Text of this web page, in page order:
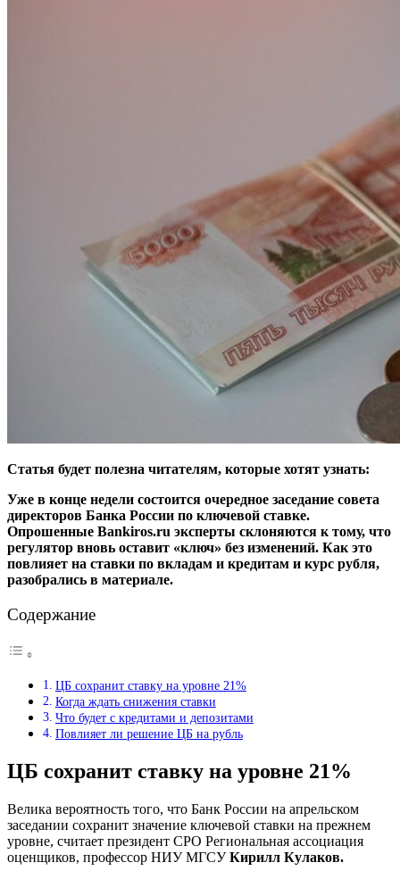
Статья будет полезна читателям, которые хотят узнать:
Уже в конце недели состоится очередное заседание совета
директоров Банка России по ключевой ставке.
Опрошенные Bankiros.ru эксперты склоняются к тому, что
регулятор вновь оставит «ключ» без изменений. Как это
повлияет на ставки по вкладам и кредитам и курс рубля,
разобрались в материале.
Содержание
ЦБ сохранит ставку на уровне 21%
Когда ждать снижения ставки
Что будет с кредитами и депозитами
Повлияет ли решение ЦБ на рубль
ЦБ сохранит ставку на уровне 21%
Велика вероятность того, что Банк России на апрельском
заседании сохранит значение ключевой ставки на прежнем
уровне, считает президент СРО Региональная ассоциация
оценщиков, профессор НИУ МГСУКирилл Кулаков.